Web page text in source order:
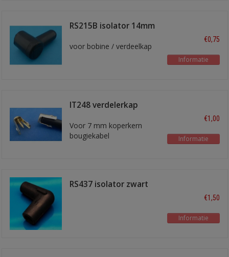
RS215B isolator 14mm
voor bobine / verdeelkap
€0,75
Informatie
IT248 verdelerkap
Voor 7 mm koperkern
bougiekabel
€1,00
Informatie
RS437 isolator zwart
€1,50
Informatie